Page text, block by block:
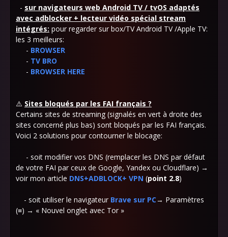
- sur navigateurs web Android TV / tvOS adaptés
avec adblocker + lecteur vidéo spécial stream
intégrés: pour regarder sur box/TV Android TV /Apple TV:
les 3 meilleurs:
- BROWSER
- TV BRO
- BROWSER HERE
⚠️ Sites bloqués par les FAI français ?
Certains sites de streaming (signalés en vert à droite des
sites concerné plus bas) sont bloqués par les FAI français.
Voici 2 solutions pour contourner le blocage:
- soit modifier vos DNS (remplacer les DNS par défaut
de votre FAI par ceux de Google, Yandex ou Cloudflare) →
voir mon article DNS+ADBLOCK+ VPN (point 2.8)
- soit utiliser le navigateur Brave sur PC→ Paramètres
(≡) → « Nouvel onglet avec Tor »